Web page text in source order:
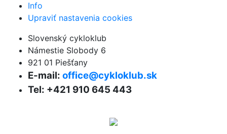
Info
Upraviť nastavenia cookies
Slovenský cykloklub
Námestie Slobody 6
921 01 Piešťany
E-mail: office@cykloklub.sk
Tel: +421 910 645 443